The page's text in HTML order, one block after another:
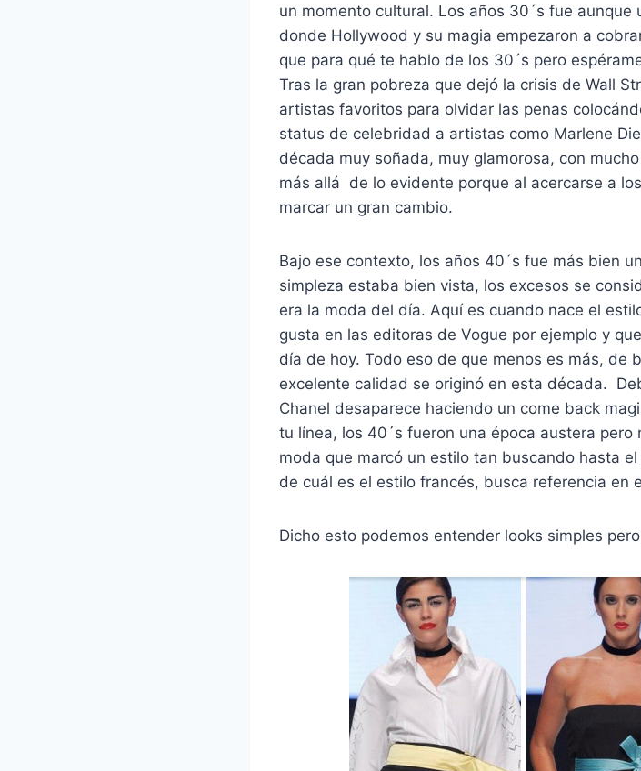
un momento cultural. Los años 30´s fue
donde Hollywood y su magia empezaron a
que para qué te hablo de los 30´s pero
Tras la gran pobreza que dejó la crisis de Wall
artistas favoritos para olvidar las penas
status de celebridad a artistas como Marlene
década muy soñada, muy glamorosa, con
más allá de lo evidente porque al acercarse a
marcar un gran cambio.
Bajo ese contexto, los años 40´s fue más bien
simpleza estaba bien vista, los excesos se
era la moda del día. Aquí es cuando nace el
gusta en las editoras de Vogue por ejemplo y
día de hoy. Todo eso de que menos es más, de
excelente calidad se originó en esta década.
Chanel desaparece haciendo un come back
tu línea, los 40´s fueron una época austera
moda que marcó un estilo tan buscando hasta
de cuál es el estilo francés, busca referencia en
Dicho esto podemos entender looks simples